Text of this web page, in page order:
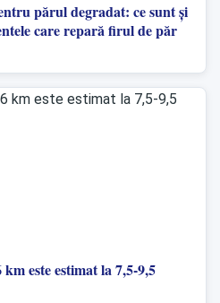
părul degradat: ce sunt și
care repară firul de păr
este estimat la 7,5-9,5